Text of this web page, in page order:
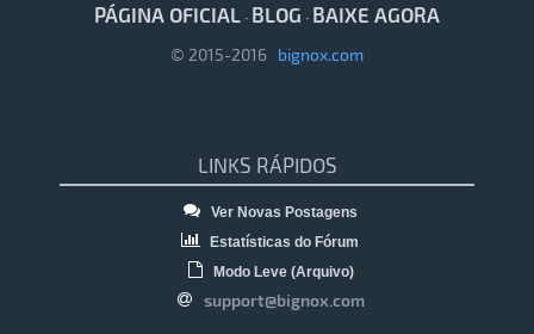
PÁGINA OFICIAL · BLOG · BAIXE AGORA
© 2015-2016 bignox.com
LINKS RÁPIDOS
Ver Novas Postagens
Estatísticas do Fórum
Modo Leve (Arquivo)
support@bignox.com